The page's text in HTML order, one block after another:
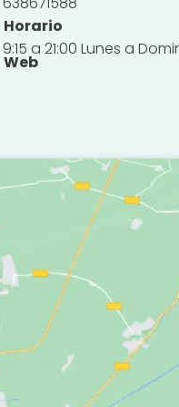
Horario
9:15 a 21:00 Lunes a
Web